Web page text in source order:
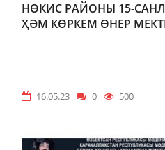
НӨКИС РАЙОНЫ 15-
ҲӘМ КӨРКЕМ ӨНЕР
16.05.23 0 500